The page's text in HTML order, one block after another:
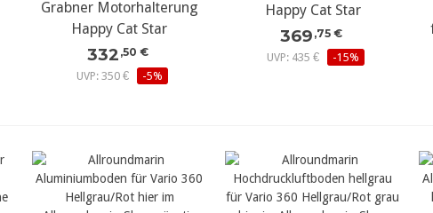
mehr Details...
Grabner Motorhalterung
Happy Cat Star
332 ,50 €
UVP: 350 €
-5%
Happy Cat Star
369 ,75 €
UVP: 435 €
-15%